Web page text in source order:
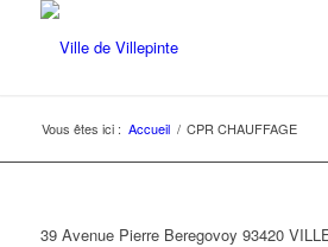
Vous êtes ici : Accueil / CPR CHAUFFAGE
39 Avenue Pierre Beregovoy 93420